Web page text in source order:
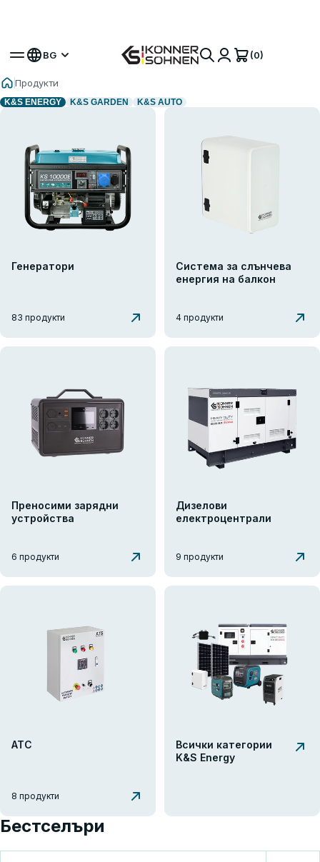
BG (0)
Продукти
K&S ENERGY K&S GARDEN K&S AUTO
Генератори
83 продукти
Система за слънчева
енергия на балкон
4 продукти
Преносими зарядни
устройства
6 продукти
Дизелови
електроцентрали
9 продукти
АТС
8 продукти
Всички категории
K&S Energy
Бестселъри